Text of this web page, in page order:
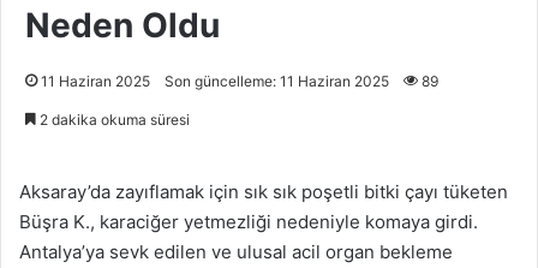
Neden Oldu
11 Haziran 2025 Son güncelleme: 11 Haziran 2025 89
2 dakika okuma süresi
Aksaray’da zayıflamak için sık sık poşetli bitki çayı tüketen
Büşra K., karaciğer yetmezliği nedeniyle komaya girdi.
Antalya’ya sevk edilen ve ulusal acil organ bekleme